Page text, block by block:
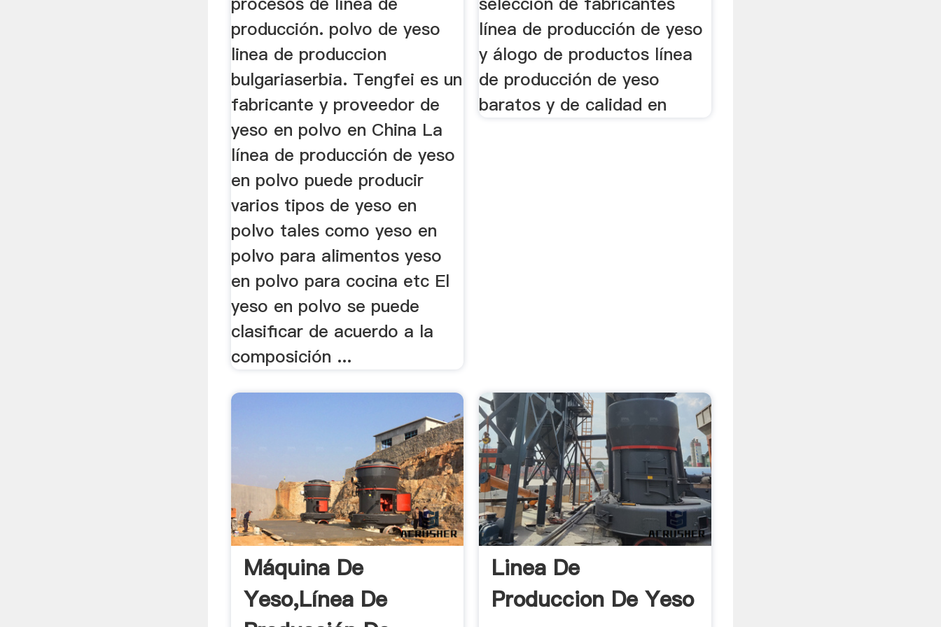
producción. polvo de yeso
linea de produccion
bulgariaserbia. Tengfei es un
fabricante y proveedor de
yeso en polvo en China La
línea de producción de yeso
en polvo puede producir
varios tipos de yeso en
polvo tales como yeso en
polvo para alimentos yeso
en polvo para cocina etc El
yeso en polvo se puede
clasificar de acuerdo a la
composición ...
línea de producción de yeso
y álogo de productos línea
de producción de yeso
baratos y de calidad en
Máquina De
Yeso,Línea De
Linea De
Produccion De Yeso